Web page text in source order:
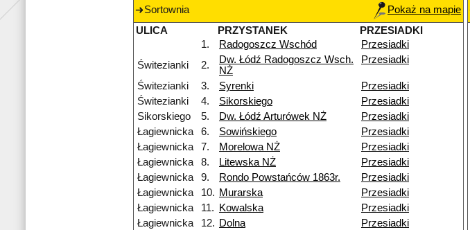
Sortownia
Pokaż na mapie
ULICA
PRZYSTANEK
PRZESIADKI
1.
Radogoszcz Wschód
Przesiadki
Świtezianki
2.
Dw. Łódź Radogoszcz Wsch.
NŻ
Przesiadki
Świtezianki 3. Syrenki
Przesiadki
Świtezianki
4. Sikorskiego
Przesiadki
Sikorskiego
5. Dw. Łódź Arturówek NŻ
Przesiadki
Łagiewnicka
6. Sowińskiego
Przesiadki
Łagiewnicka
7. Morelowa NŻ
Przesiadki
Łagiewnicka
8. Litewska NŻ
Przesiadki
Łagiewnicka
9. Rondo Powstańców 1863r.
Przesiadki
Łagiewnicka
10. Murarska
Przesiadki
Łagiewnicka
11. Kowalska
Przesiadki
Łagiewnicka
12. Dolna
Przesiadki